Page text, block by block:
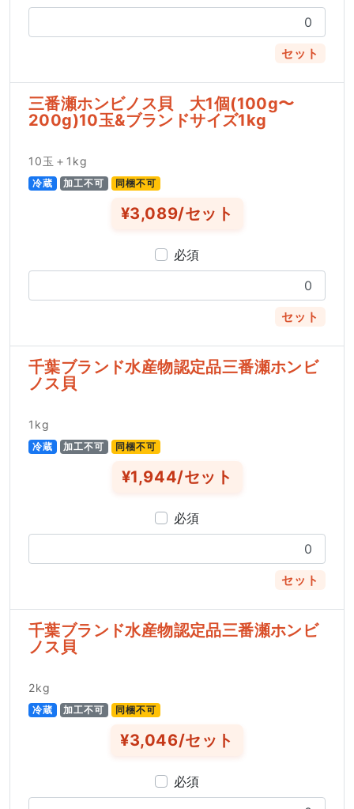
セット
三番瀬ホンビノス貝 大1個(100g〜
200g)10玉&ブランドサイズ1kg
10玉＋1kg
冷蔵 加工不可 同梱不可
¥3,089/セット
必須
セット
千葉ブランド水産物認定品三番瀬ホンビ
ノス貝
1kg
冷蔵 加工不可 同梱不可
¥1,944/セット
必須
セット
千葉ブランド水産物認定品三番瀬ホンビ
ノス貝
2kg
冷蔵 加工不可 同梱不可
¥3,046/セット
必須